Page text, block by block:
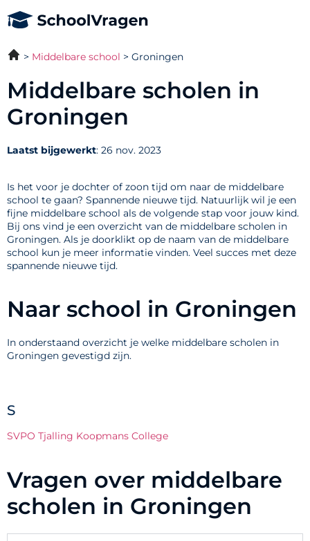
Middelbare school Groningen
Middelbare scholen in
Groningen
Laatst bijgewerkt: 26 nov. 2023
Is het voor je dochter of zoon tijd om naar de middelbare
school te gaan? Spannende nieuwe tijd. Natuurlijk wil je een
fijne middelbare school als de volgende stap voor jouw kind.
Bij ons vind je een overzicht van de middelbare scholen in
Groningen. Als je doorklikt op de naam van de middelbare
school kun je meer informatie vinden. Veel succes met deze
spannende nieuwe tijd.
Naar school in Groningen
In onderstaand overzicht je welke middelbare scholen in
Groningen gevestigd zijn.
S
SVPO Tjalling Koopmans College
Vragen over middelbare
scholen in Groningen